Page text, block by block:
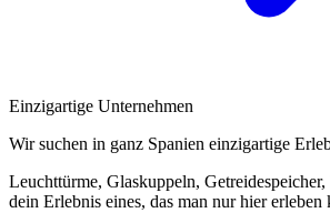
Einzigartige Unternehmen
Wir suchen in ganz Spanien einzigartige
Leuchttürme, Glaskuppeln,
dein Erlebnis eines, das man nur hier erleben